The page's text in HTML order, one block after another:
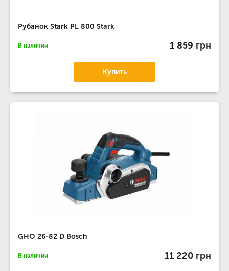
Рубанок Stark PL 800 Stark
В наличии 1 859 грн
Купить
GHO 26-82 D Bosch
В наличии 11 220 грн